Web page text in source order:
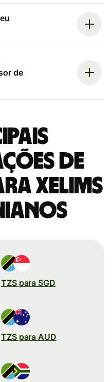
de
de
Xelims
TZS para SGD
TZS para AUD